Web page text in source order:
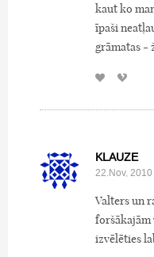
kaut ko
īpaši
grāmatas -
KLAUZE
22.Nov,
Valters un
foršākajām
izvēlēties